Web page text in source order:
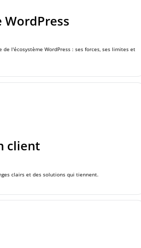
de l'écosystème WordPress : ses forces, ses limites et
client
clairs et des solutions qui tiennent.